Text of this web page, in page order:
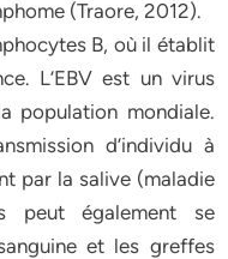
(Traore, 2012).
B, où il établit
L’EBV est un virus
population mondiale.
d’individu à
par la salive (maladie
peut également se
et les greffes